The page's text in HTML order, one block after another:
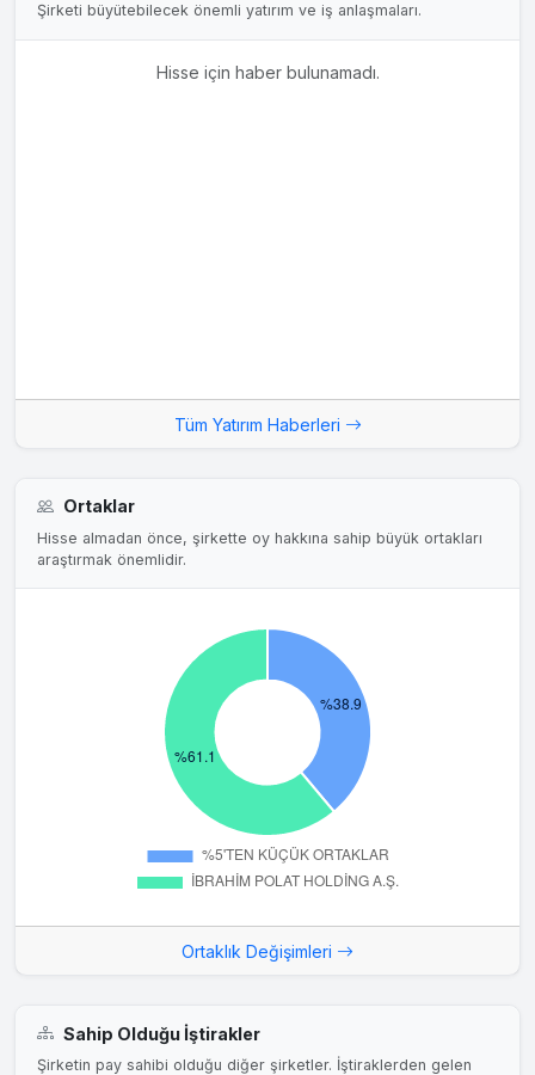
Şirketi büyütebilecek önemli yatırım ve iş anlaşmaları.
Hisse için haber bulunamadı.
Tüm Yatırım Haberleri
Ortaklar
Hisse almadan önce, şirkette oy hakkına sahip büyük ortakları
araştırmak önemlidir.
Ortaklık Değişimleri
Sahip Olduğu İştirakler
Şirketin pay sahibi olduğu diğer şirketler. İştiraklerden gelen